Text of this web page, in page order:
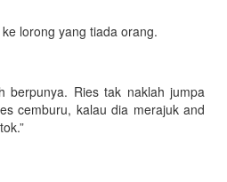
lorong yang tiada orang.
berpunya. Ries tak naklah jumpa
cemburu, kalau dia merajuk and